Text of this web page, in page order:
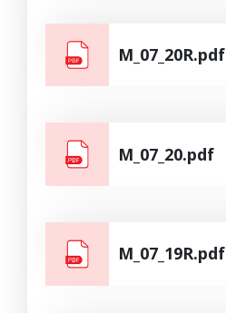
M_07_20R.pdf
M_07_20.pdf
M_07_19R.pdf